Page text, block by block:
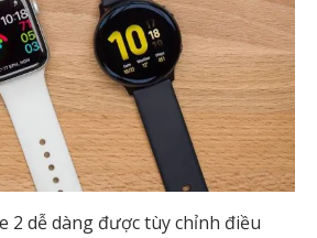
2 dễ dàng được tùy chỉnh điều